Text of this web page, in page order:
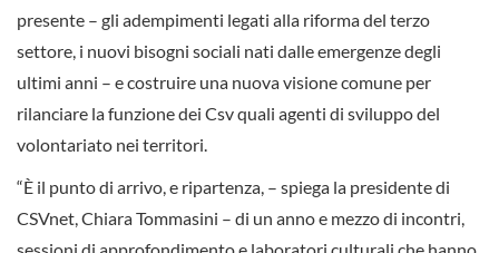
presente – gli adempimenti legati alla riforma del terzo
settore, i nuovi bisogni sociali nati dalle emergenze degli
ultimi anni – e costruire una nuova visione comune per
rilanciare la funzione dei Csv quali agenti di sviluppo del
volontariato nei territori.
“È il punto di arrivo, e ripartenza, – spiega la presidente di
CSVnet, Chiara Tommasini – di un anno e mezzo di incontri,
sessioni di approfondimento e laboratori culturali che hanno